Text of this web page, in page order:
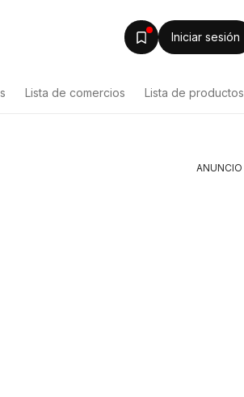
Iniciar sesión
Lista de comercios Lista de productos
ANUNCIO